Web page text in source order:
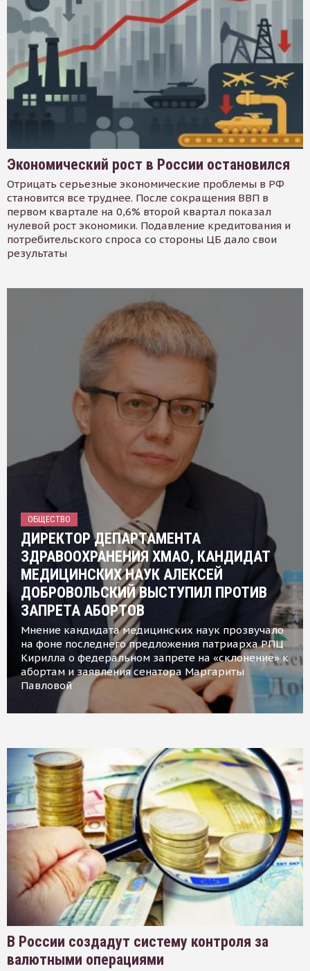
Экономический рост в России остановился
Отрицать серьезные экономические проблемы в РФ
становится все труднее. После сокращения ВВП в
первом квартале на 0,6% второй квартал показал
нулевой рост экономики. Подавление кредитования и
потребительского спроса со стороны ЦБ дало свои
результаты
ОБЩЕСТВО
ДИРЕКТОР ДЕПАРТАМЕНТА
ЗДРАВООХРАНЕНИЯ ХМАО, КАНДИДАТ
МЕДИЦИНСКИХ НАУК АЛЕКСЕЙ
ДОБРОВОЛЬСКИЙ ВЫСТУПИЛ ПРОТИВ
ЗАПРЕТА АБОРТОВ
Мнение кандидата медицинских наук прозвучало
на фоне последнего предложения патриарха РПЦ
Кирилла о федеральном запрете на «склонение» к
абортам и заявления сенатора Маргариты
Павловой
В России создадут систему контроля за
валютными операциями